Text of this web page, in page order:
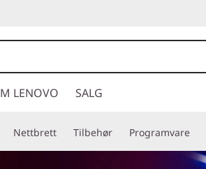
LENOVO SALG
Nettbrett Tilbehør Programvare